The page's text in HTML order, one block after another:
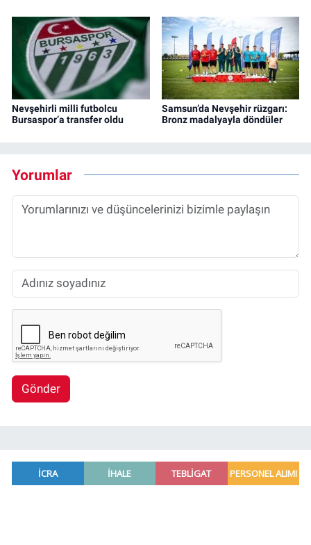
Nevşehirli milli futbolcu
Bursaspor’a transfer oldu
Samsun’da Nevşehir rüzgarı:
Bronz madalyayla döndüler
Yorumlar
Gönder